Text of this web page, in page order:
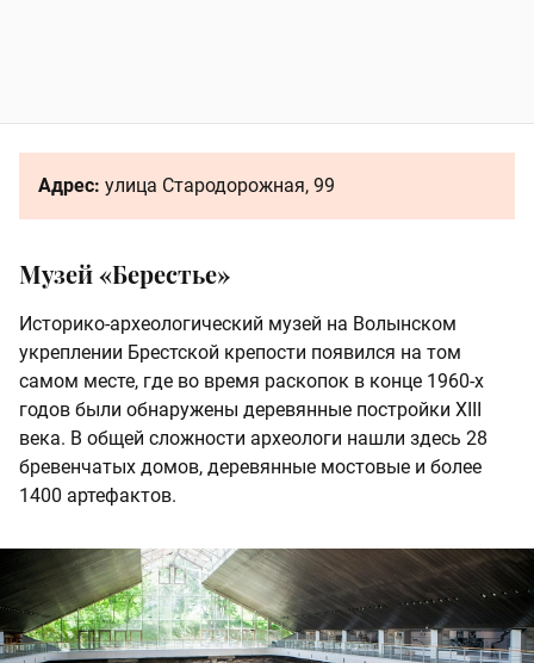
Адрес: улица Стародорожная, 99
Музей «Берестье»
Историко-археологический музей на Волынском
укреплении Брестской крепости появился на том
самом месте, где во время раскопок в конце 1960-х
годов были обнаружены деревянные постройки XIII
века. В общей сложности археологи нашли здесь 28
бревенчатых домов, деревянные мостовые и более
1400 артефактов.